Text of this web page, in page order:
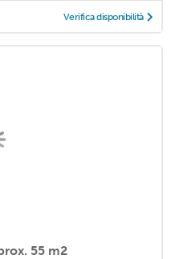
Verifica disponibilità
55 m2